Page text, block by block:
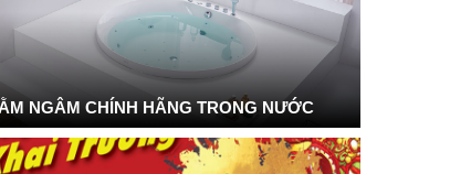
NGÂM CHÍNH HÃNG TRONG NƯỚC